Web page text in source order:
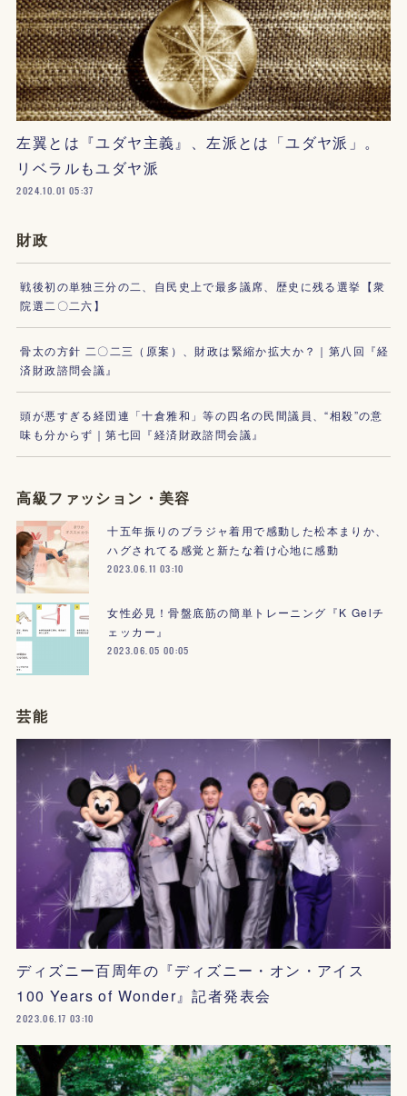
左翼とは『ユダヤ主義』、左派とは「ユダヤ派」。
リベラルもユダヤ派
2024.10.01 05:37
財政
戦後初の単独三分の二、自民史上で最多議席、歴史に残る選挙【衆
院選二〇二六】
骨太の方針 二〇二三（原案）、財政は緊縮か拡大か？｜第八回『経
済財政諮問会議』
頭が悪すぎる経団連「十倉雅和」等の四名の民間議員、“相殺”の意
味も分からず｜第七回『経済財政諮問会議』
高級ファッション・美容
十五年振りのブラジャ着用で感動した松本まりか、
ハグされてる感覚と新たな着け心地に感動
2023.06.11 03:10
女性必見！骨盤底筋の簡単トレーニング『K Gelチ
ェッカー』
2023.06.05 00:05
芸能
ディズニー百周年の『ディズニー・オン・アイス
100 Years of Wonder』記者発表会
2023.06.17 03:10